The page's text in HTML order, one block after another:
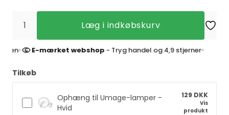
Læg i indkøbskurv
E-mærket webshop- Tryg handel og 4,9 stjerner 4,9
Tilkøb
Ophæng til Umage-lamper -
Hvid
129 DKK
Vis
produkt